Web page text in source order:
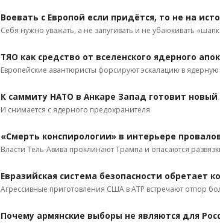
Воевать с Европой если придётся, то не на
Себя нужно уважать, а не запугивать и не убаюкивать
ТЯО как средство от вселенского ядерного
Европейские авантюристы форсируют эскалацию в
К саммиту НАТО в Анкаре Запад готовит новый
И снимается с ядерного предохранителя
«Смерть конспирологии» в интерьере
Власти Тель-Авива проклинают Трампа и опасаются
Евразийская система безопасности обретает
Агрессивные приготовления США в АТР встречают отпор
Почему армянские выборы не являются для